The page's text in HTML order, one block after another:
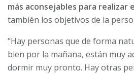
más aconsejables para realizar
también los objetivos de la
"Hay personas que de forma
bien por la mañana, están muy
dormir muy pronto. Hay otras